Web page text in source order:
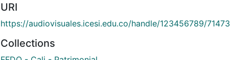
URI
https://audiovisuales.icesi.edu.co/handle/123456789/71473
Collections